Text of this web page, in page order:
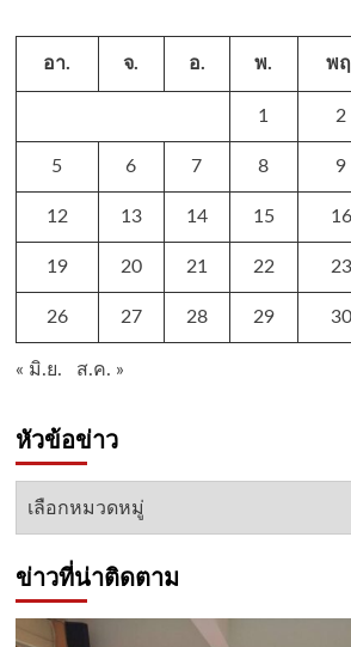
อา. จ. อ. พ. พ
1 2
5 6 7 8 9
12 13 14 15 16
19 20 21 22 23
26 27 28 29 30
« มิ.ย. ส.ค. »
หัวข้อข่าว
หัวข้อ
ข่าวที่น่าติดตาม